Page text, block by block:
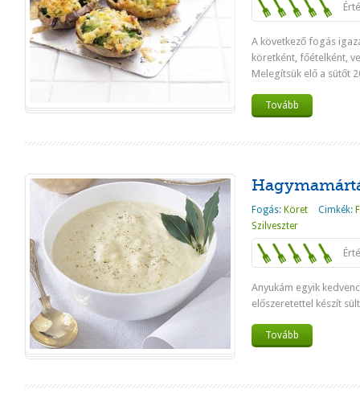
A következő fogás
köretként, főételként,
Melegítsük elő a sütőt
Tovább
Fogás: Köret Cimkék:
Szilveszter
Anyukám egyik
előszeretettel készít
Tovább